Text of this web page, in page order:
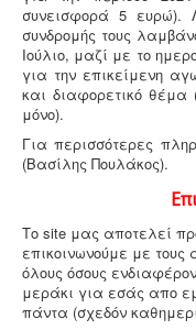
συνεισφορά 5 ευρώ).
συνδρομής τους
Ιούλιο, μαζί με το
για την επικείμενη
και διαφορετικό θέμα
μόνο).
Για περισσότερες
(Βασίλης Πουλάκος).
Το site μας αποτελεί
επικοινωνούμε με
όλους όσους
μεράκι για εσάς απο
πάντα (σχεδόν